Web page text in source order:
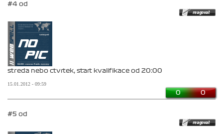
#4 od
streda nebo ctvrtek, start kvalifikace od 20:00
15.01.2012 - 09:59
0 0
#5 od